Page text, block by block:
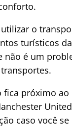
o
turísticos
não é um
fica próximo ao
caso você